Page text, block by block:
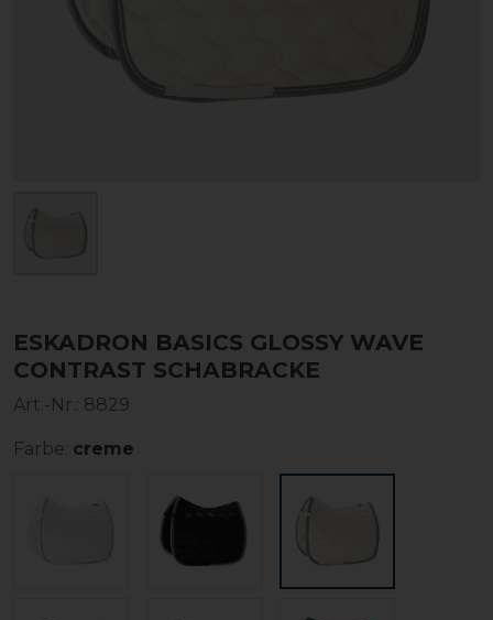
ESKADRON BASICS GLOSSY WAVE
CONTRAST SCHABRACKE
Art.-Nr.: 8829
Farbe: creme